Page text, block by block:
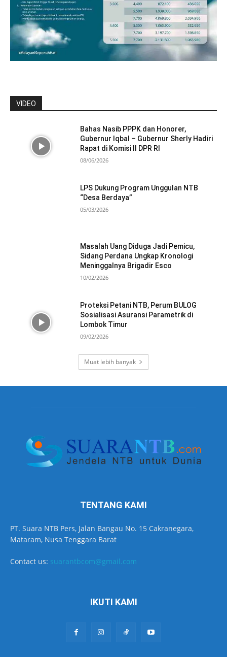
VIDEO
Bahas Nasib PPPK dan Honorer,
Gubernur Iqbal – Gubernur Sherly Hadiri
Rapat di Komisi II DPR RI
08/06/2026
LPS Dukung Program Unggulan NTB
“Desa Berdaya”
05/03/2026
Masalah Uang Diduga Jadi Pemicu,
Sidang Perdana Ungkap Kronologi
Meninggalnya Brigadir Esco
10/02/2026
Proteksi Petani NTB, Perum BULOG
Sosialisasi Asuransi Parametrik di
Lombok Timur
09/02/2026
Muat lebih banyak
TENTANG KAMI
PT. Suara NTB Pers, Jalan Bangau No. 15 Cakranegara,
Mataram, Nusa Tenggara Barat
Contact us: suarantbcom@gmail.com
IKUTI KAMI